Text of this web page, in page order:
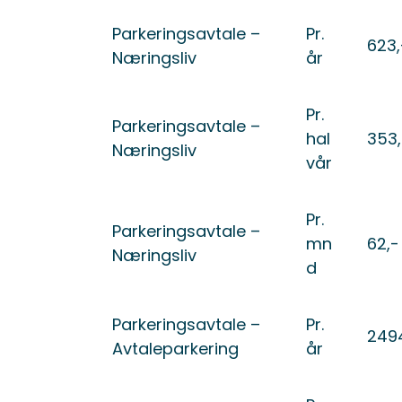
Parkeringsavtale –
Næringsliv
Pr.
år
Parkeringsavtale –
Næringsliv
Pr.
hal
vår
Parkeringsavtale –
Næringsliv
Pr.
mn
d
62,-
Parkeringsavtale –
Avtaleparkering
Pr.
år